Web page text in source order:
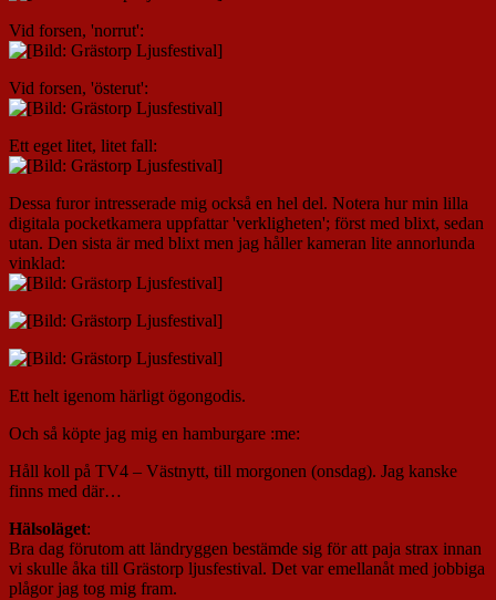
Vid forsen, 'norrut':
Vid forsen, 'österut':
Ett eget litet, litet fall:
Dessa furor intresserade mig också en hel del. Notera hur min lilla
digitala pocketkamera uppfattar 'verkligheten'; först med blixt, sedan
utan. Den sista är med blixt men jag håller kameran lite annorlunda
vinklad:
Ett helt igenom härligt ögongodis.
Och så köpte jag mig en hamburgare :me:
Håll koll på TV4 – Västnytt, till morgonen (onsdag). Jag kanske
finns med där…
Hälsoläget:
Bra dag förutom att ländryggen bestämde sig för att paja strax innan
vi skulle åka till Grästorp ljusfestival. Det var emellanåt med jobbiga
plågor jag tog mig fram.